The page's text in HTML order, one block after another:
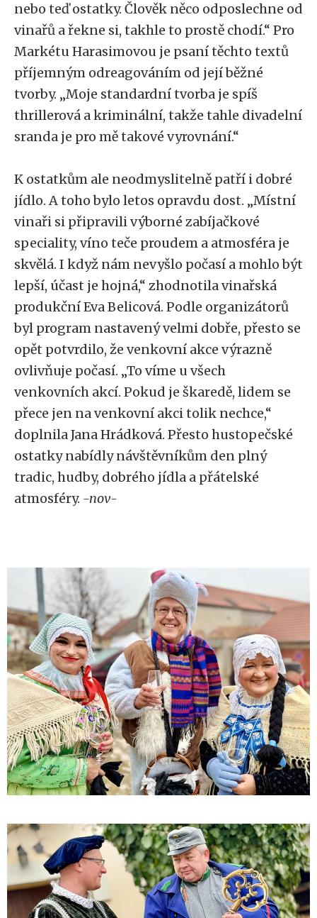
nebo teď ostatky. Člověk něco odposlechne od
vinařů a řekne si, takhle to prostě chodí.“ Pro
Markétu Harasimovou je psaní těchto textů
příjemným odreagováním od její běžné
tvorby. „Moje standardní tvorba je spíš
thrillerová a kriminální, takže tahle divadelní
sranda je pro mě takové vyrovnání.“
K ostatkům ale neodmyslitelně patří i dobré
jídlo. A toho bylo letos opravdu dost. „Místní
vinaři si připravili výborné zabíjačkové
speciality, víno teče proudem a atmosféra je
skvělá. I když nám nevyšlo počasí a mohlo být
lepší, účast je hojná,“ zhodnotila vinařská
produkční Eva Belicová. Podle organizátorů
byl program nastavený velmi dobře, přesto se
opět potvrdilo, že venkovní akce výrazně
ovlivňuje počasí. „To víme u všech
venkovních akcí. Pokud je škaredě, lidem se
přece jen na venkovní akci tolik nechce,“
doplnila Jana Hrádková. Přesto hustopečské
ostatky nabídly návštěvníkům den plný
tradic, hudby, dobrého jídla a přátelské
atmosféry. -nov-